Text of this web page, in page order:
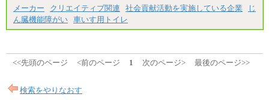
ます。
メーカー
クリエイティブ関連 社会貢献活動を実施している企業
じ
ん臓機能障がい 車いす用トイレ
<<先頭のページ <前のページ 1 次のページ> 最後のページ>>
検索をやりなおす